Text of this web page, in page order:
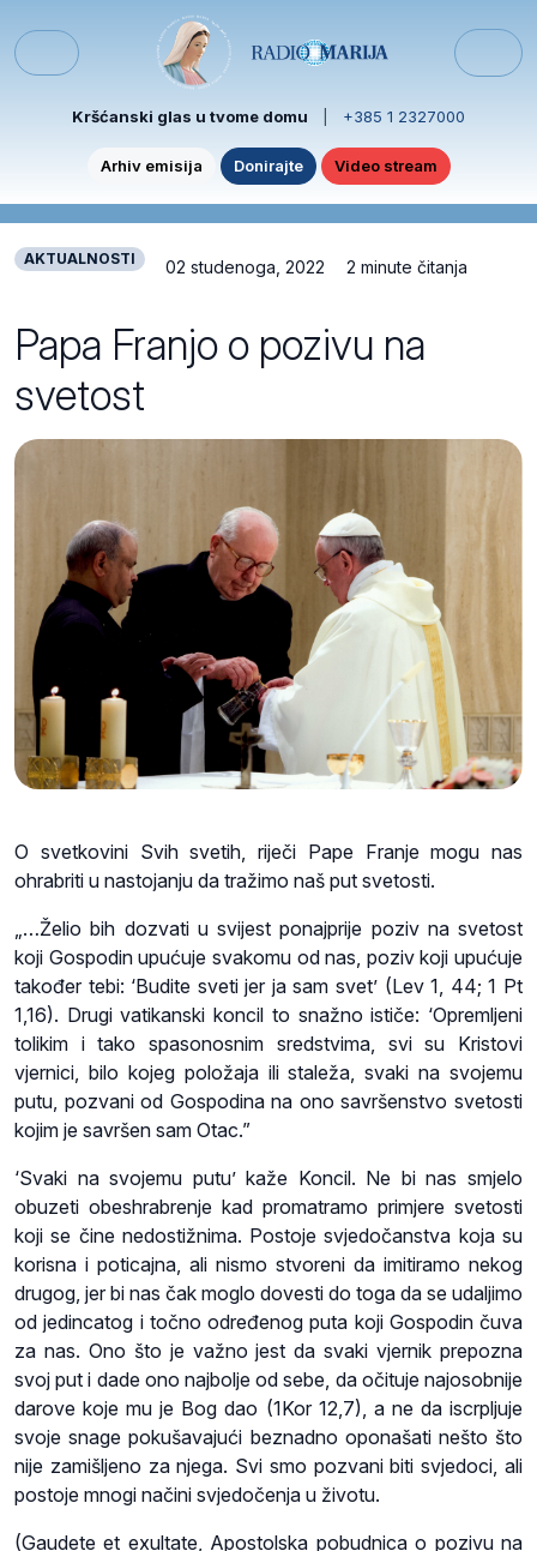
Menu
Kršćanski glas u tvome domu +385 1 2327000
Arhiv emisija Donirajte Video stream
AKTUALNOSTI 02 studenoga, 2022 2 minute čitanja
Papa Franjo o pozivu na
svetost
O svetkovini Svih svetih, riječi Pape Franje mogu nas
ohrabriti u nastojanju da tražimo naš put svetosti.
„…Želio bih dozvati u svijest ponajprije poziv na svetost
koji Gospodin upućuje svakomu od nas, poziv koji upućuje
također tebi: ‘Budite sveti jer ja sam svet’ (Lev 1, 44; 1 Pt
1,16). Drugi vatikanski koncil to snažno ističe: ‘Opremljeni
tolikim i tako spasonosnim sredstvima, svi su Kristovi
vjernici, bilo kojeg položaja ili staleža, svaki na svojemu
putu, pozvani od Gospodina na ono savršenstvo svetosti
kojim je savršen sam Otac.”
‘Svaki na svojemu putu’ kaže Koncil. Ne bi nas smjelo
obuzeti obeshrabrenje kad promatramo primjere svetosti
koji se čine nedostižnima. Postoje svjedočanstva koja su
korisna i poticajna, ali nismo stvoreni da imitiramo nekog
drugog, jer bi nas čak moglo dovesti do toga da se udaljimo
od jedincatog i točno određenog puta koji Gospodin čuva
za nas. Ono što je važno jest da svaki vjernik prepozna
svoj put i dade ono najbolje od sebe, da očituje najosobnije
darove koje mu je Bog dao (1Kor 12,7), a ne da iscrpljuje
svoje snage pokušavajući beznadno oponašati nešto što
nije zamišljeno za njega. Svi smo pozvani biti svjedoci, ali
postoje mnogi načini svjedočenja u životu.
(Gaudete et exultate, Apostolska pobudnica o pozivu na